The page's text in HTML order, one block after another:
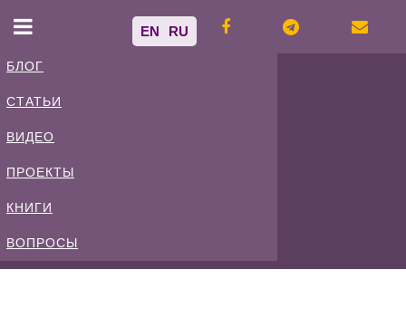
БЛОГ
СТАТЬИ
ВИДЕО
ПРОЕКТЫ
КНИГИ
ВОПРОСЫ
EN RU
Спиваковский
Блог